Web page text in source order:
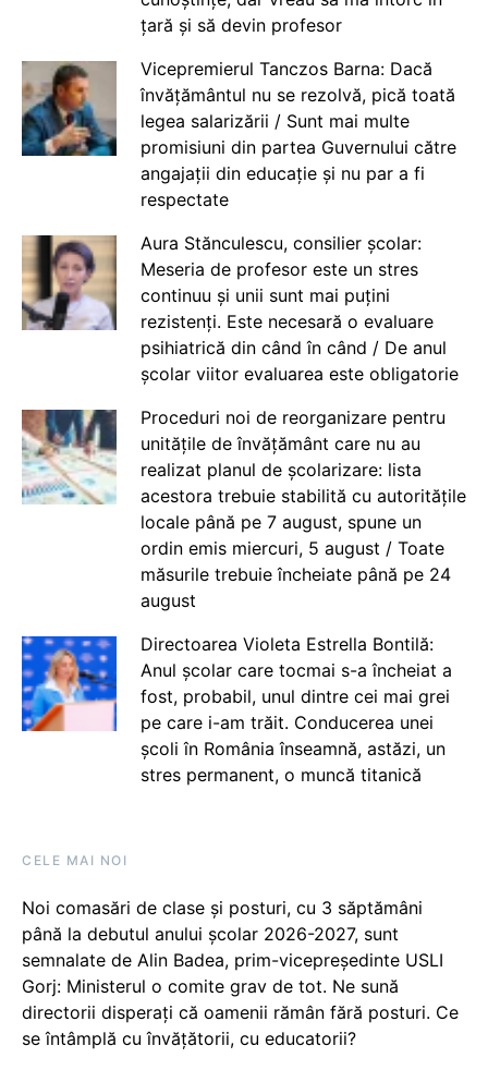
țară și să devin profesor
Vicepremierul Tanczos Barna: Dacă
învățământul nu se rezolvă, pică toată
legea salarizării / Sunt mai multe
promisiuni din partea Guvernului către
angajații din educație și nu par a fi
respectate
Aura Stănculescu, consilier școlar:
Meseria de profesor este un stres
continuu și unii sunt mai puțini
rezistenți. Este necesară o evaluare
psihiatrică din când în când / De anul
școlar viitor evaluarea este obligatorie
Proceduri noi de reorganizare pentru
unitățile de învățământ care nu au
realizat planul de școlarizare: lista
acestora trebuie stabilită cu autoritățile
locale până pe 7 august, spune un
ordin emis miercuri, 5 august / Toate
măsurile trebuie încheiate până pe 24
august
Directoarea Violeta Estrella Bontilă:
Anul școlar care tocmai s-a încheiat a
fost, probabil, unul dintre cei mai grei
pe care i-am trăit. Conducerea unei
școli în România înseamnă, astăzi, un
stres permanent, o muncă titanică
CELE MAI NOI
Noi comasări de clase și posturi, cu 3 săptămâni
până la debutul anului școlar 2026-2027, sunt
semnalate de Alin Badea, prim-vicepreședinte USLI
Gorj: Ministerul o comite grav de tot. Ne sună
directorii disperați că oamenii rămân fără posturi. Ce
se întâmplă cu învățătorii, cu educatorii?